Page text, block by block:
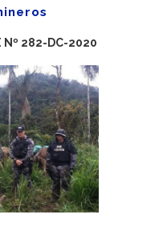
Nº 282-DC-2020